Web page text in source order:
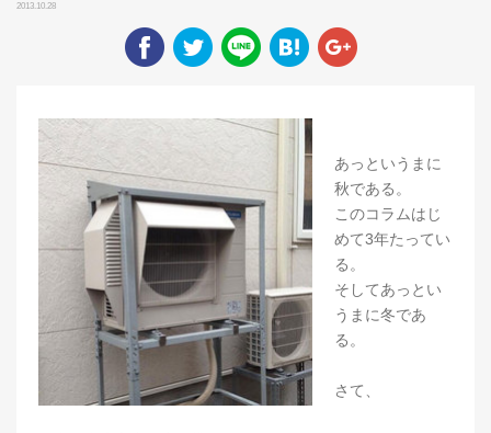
2013.10.28
あっというまに
秋である。
このコラムはじ
めて3年たってい
る。
そしてあっとい
うまに冬であ
る。
さて、